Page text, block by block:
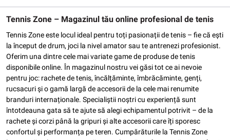
Tennis Zone – Magazinul tău online profesional de tenis
Tennis Zone este locul ideal pentru toți pasionații de tenis – fie că ești
la început de drum, joci la nivel amator sau te antrenezi profesionist.
Oferim una dintre cele mai variate game de produse de tenis
disponibile online. În magazinul nostru vei găsi tot ce ai nevoie
pentru joc: rachete de tenis, încălțăminte, îmbrăcăminte, genți,
rucsacuri și o gamă largă de accesorii de la cele mai renumite
branduri internaționale. Specialiștii noștri cu experiență sunt
întotdeauna gata să te ajute să alegi echipamentul potrivit – de la
rachete și corzi până la gripuri și alte accesorii care îți sporesc
confortul și performanța pe teren. Cumpărăturile la Tennis Zone